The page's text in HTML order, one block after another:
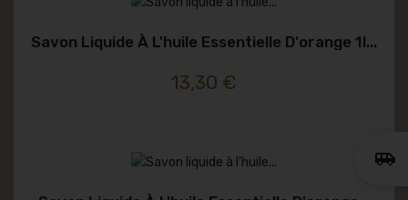
Savon Liquide À L'huile Essentielle D'orange 1l...
13,30 €
airport_shuttle